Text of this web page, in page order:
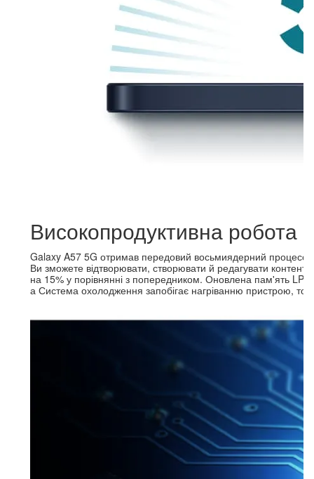
Високопродуктивна робота
Galaxy A57 5G отримав передовий восьмиядерний
Ви зможете відтворювати, створювати й редагувати
на 15% у порівнянні з попередником. Оновлена пам'ять
а Система охолодження запобігає нагріванню пристрою,